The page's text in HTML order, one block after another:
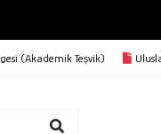
(Akademik Teşvik)